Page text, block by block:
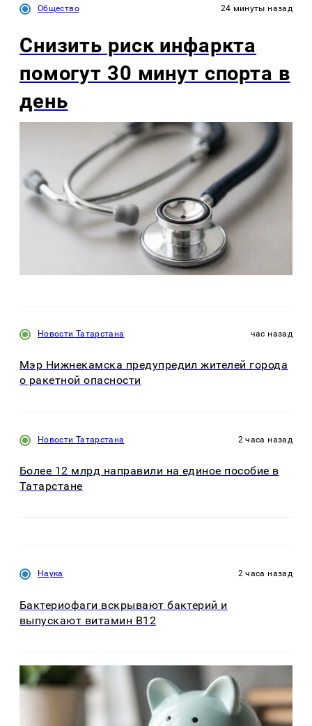
Общество 24 минуты назад
Снизить риск инфаркта
помогут 30 минут спорта в
день
Новости Татарстана час назад
Мэр Нижнекамска предупредил жителей города
о ракетной опасности
Новости Татарстана 2 часа назад
Более 12 млрд направили на единое пособие в
Татарстане
Наука 2 часа назад
Бактериофаги вскрывают бактерий и
выпускают витамин B12